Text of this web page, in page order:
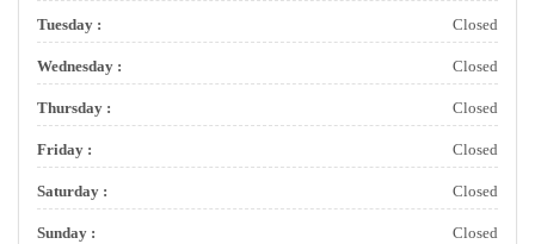
Tuesday : Closed
Wednesday : Closed
Thursday : Closed
Friday : Closed
Saturday : Closed
Sunday : Closed